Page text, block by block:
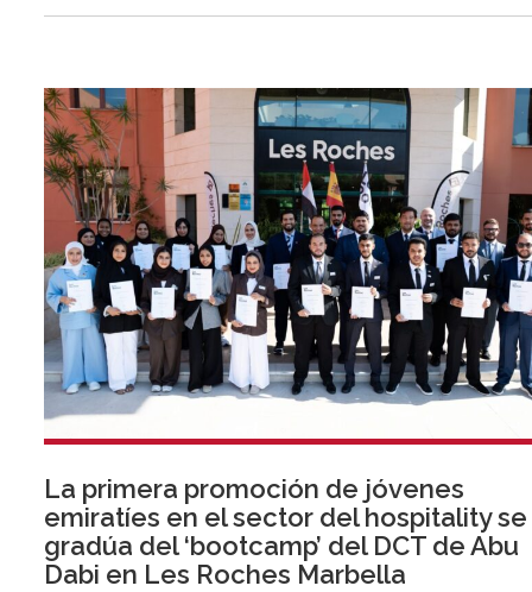
La primera promoción de jóvenes
emiratíes en el sector del hospitality se
gradúa del ‘bootcamp’ del DCT de Abu
Dabi en Les Roches Marbella